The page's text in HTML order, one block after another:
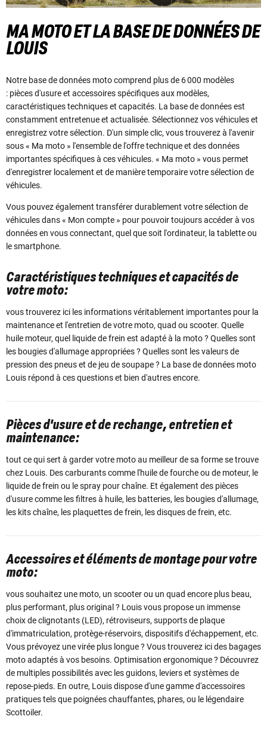
MA MOTO ET LA BASE DE DONNÉES DE
LOUIS
Notre base de données moto comprend plus de 6 000 modèles
: pièces d'usure et accessoires spécifiques aux modèles,
caractéristiques techniques et capacités. La base de données est
constamment entretenue et actualisée. Sélectionnez vos véhicules et
enregistrez votre sélection. D'un simple clic, vous trouverez à l'avenir
sous « Ma moto » l'ensemble de l'offre technique et des données
importantes spécifiques à ces véhicules. « Ma moto » vous permet
d'enregistrer localement et de manière temporaire votre sélection de
véhicules.
Vous pouvez également transférer durablement votre sélection de
véhicules dans « Mon compte » pour pouvoir toujours accéder à vos
données en vous connectant, quel que soit l'ordinateur, la tablette ou
le smartphone.
Caractéristiques techniques et capacités de
votre moto:
vous trouverez ici les informations véritablement importantes pour la
maintenance et l'entretien de votre moto, quad ou scooter. Quelle
huile moteur, quel liquide de frein est adapté à la moto ? Quelles sont
les bougies d'allumage appropriées ? Quelles sont les valeurs de
pression des pneus et de jeu de soupape ? La base de données moto
Louis répond à ces questions et bien d'autres encore.
Pièces d'usure et de rechange, entretien et
maintenance:
tout ce qui sert à garder votre moto au meilleur de sa forme se trouve
chez Louis. Des carburants comme l'huile de fourche ou de moteur, le
liquide de frein ou le spray pour chaîne. Et également des pièces
d'usure comme les filtres à huile, les batteries, les bougies d'allumage,
les kits chaîne, les plaquettes de frein, les disques de frein, etc.
Accessoires et éléments de montage pour votre
moto:
vous souhaitez une moto, un scooter ou un quad encore plus beau,
plus performant, plus original ? Louis vous propose un immense
choix de clignotants (LED), rétroviseurs, supports de plaque
d'immatriculation, protège-réservoirs, dispositifs d'échappement, etc.
Vous prévoyez une virée plus longue ? Vous trouverez ici des bagages
moto adaptés à vos besoins. Optimisation ergonomique ? Découvrez
de multiples possibilités avec les guidons, leviers et systèmes de
repose-pieds. En outre, Louis dispose d'une gamme d'accessoires
pratiques tels que poignées chauffantes, phares, ou le légendaire
Scottoiler.